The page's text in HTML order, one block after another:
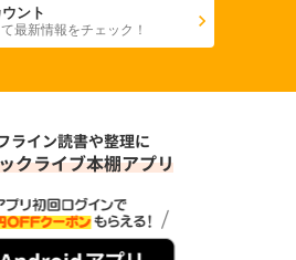
ント
最新情報をチェック！